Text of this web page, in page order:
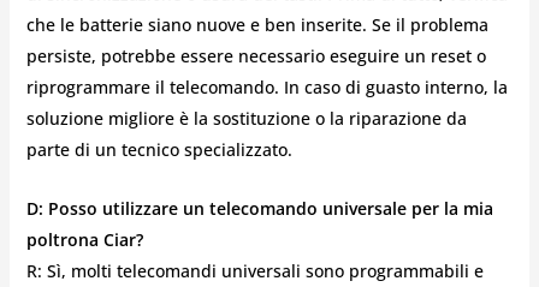
che le batterie siano nuove e ben inserite. Se il problema
persiste, potrebbe essere necessario eseguire un reset o
riprogrammare il telecomando. In caso di guasto interno, la
soluzione migliore è la sostituzione o la riparazione da
parte di un tecnico specializzato.
D: Posso utilizzare un telecomando universale per la mia
poltrona Ciar?
R: Sì, molti telecomandi universali sono programmabili e